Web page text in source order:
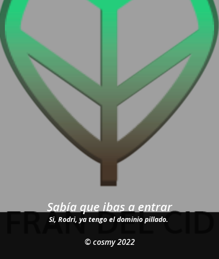
Sabía que ibas a entrar
Si, Rodri, ya tengo el dominio pillado.
© cosmy 2022